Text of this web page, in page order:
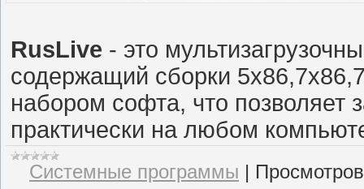
RusLive - это
содержащий сборки
набором софта, что позволяет
практически на любом
Системные программы |